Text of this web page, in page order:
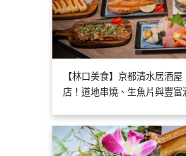
【林口美食】京都清水居酒
店！道地串燒、生魚片與豐富